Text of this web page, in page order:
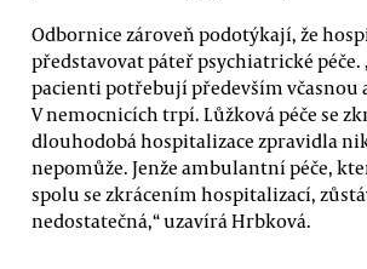
Odbornice zároveň podotýkají, že
představovat páteř psychiatrické
pacienti potřebují především včasnou
V nemocnicích trpí. Lůžková péče se
dlouhodobá hospitalizace zpravidla
nepomůže. Jenže ambulantní péče,
spolu se zkrácením hospitalizací,
nedostatečná,“ uzavírá Hrbková.